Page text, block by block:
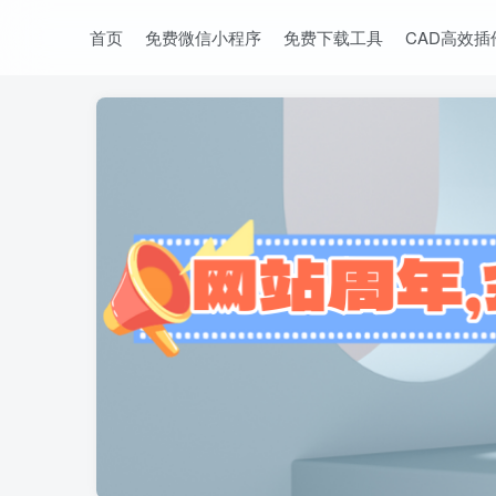
首页 免费微信小程序 免费下载工具 CAD高效插